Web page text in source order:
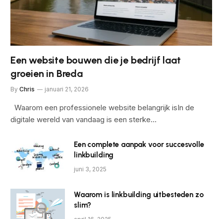
Een website bouwen die je bedrijf laat
groeien in Breda
By Chris januari 21, 2026
Waarom een professionele website belangrijk isIn de
digitale wereld van vandaag is een sterke…
Een complete aanpak voor succesvolle
linkbuilding
juni 3, 2025
Waarom is linkbuilding uitbesteden zo
slim?